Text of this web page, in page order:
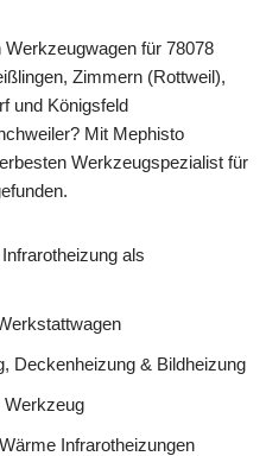
für 78078
Zimmern (Rottweil),
und Königsfeld
Mit Mephisto
Werkzeugspezialist für
als
Deckenheizung & Bildheizung
Werkzeug
Infrarotheizungen